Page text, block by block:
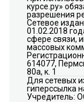
курсе.ру»
разрешения
Сетевое
01.02.2018
сфере связи,
массовых
614077,
80а, к. 1
Для сетевых
гиперссылка
Учредитель: